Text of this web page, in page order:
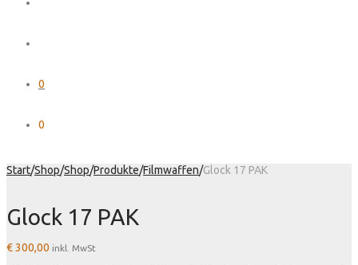
0
0
Start/Shop/Shop/Produkte/Filmwaffen/Glock 17 PAK
Glock 17 PAK
€300,00 inkl. MwSt